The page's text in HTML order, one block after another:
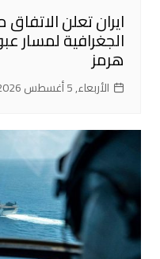
ايران تعلن
الجغرافية لمسار
هرمز
الأربعاء, 5 أغسطس 2026, 18:16